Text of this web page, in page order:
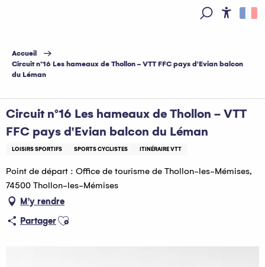
principal
Accueil
Circuit n°16 Les hameaux de Thollon - VTT FFC pays d'Evian balcon
du Léman
Circuit n°16 Les hameaux de Thollon - VTT
FFC pays d'Evian balcon du Léman
LOISIRS SPORTIFS SPORTS CYCLISTES ITINÉRAIRE VTT
Point de départ : Office de tourisme de Thollon-les-Mémises,
74500 Thollon-les-Mémises
M'y rendre
PartagerAjouter aux favoris